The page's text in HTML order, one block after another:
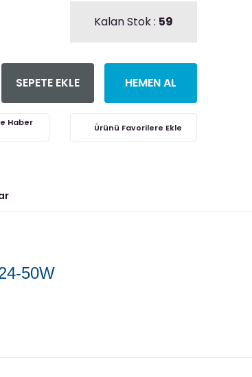
Kalan Stok : 59
SEPETE EKLE HEMEN AL
Haber
50W